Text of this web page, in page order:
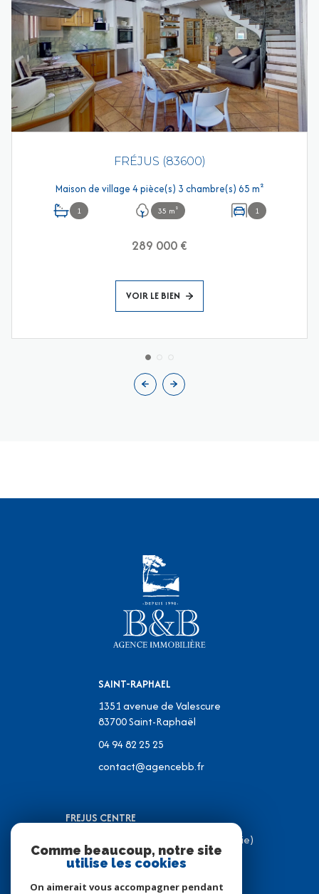
FRÉJUS (83600)
Maison de village 4 pièce(s) 3 chambre(s) 65 m²
1 35 m² 1
289 000 €
VOIR LE BIEN
SAINT-RAPHAEL
1351 avenue de Valescure
83700Saint-Raphaël
04 94 82 25 25
contact@agencebb.fr
FREJUS CENTRE
31 Place J.C Formigé (Place de la Mairie)
83600 Fréjus
Comme beaucoup, notre site
utilise les cookies
On aimerait vous accompagner pendant